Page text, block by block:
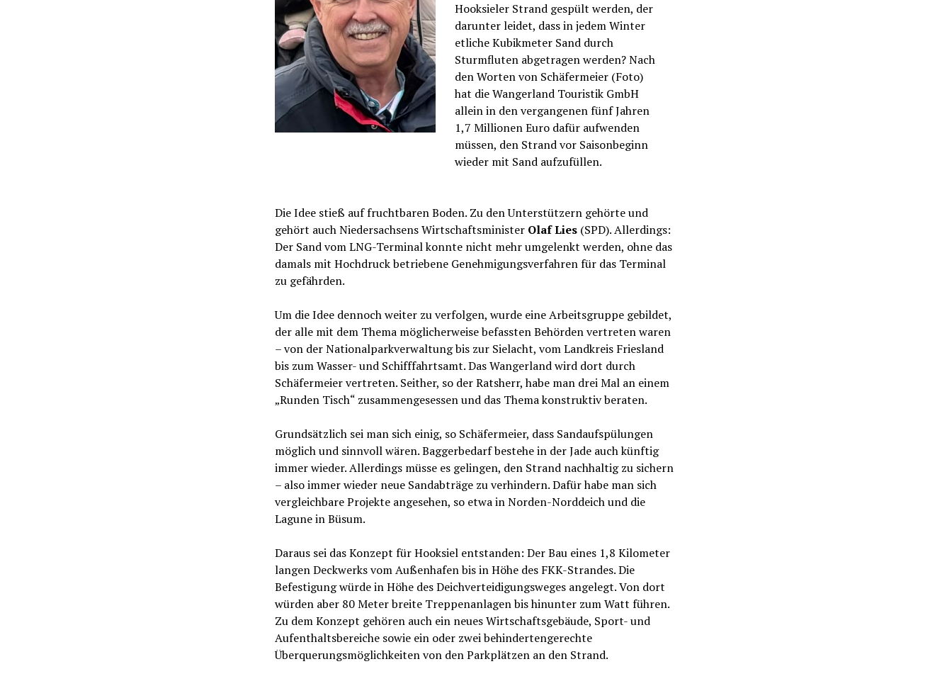
Hooksieler Strand gespült werden, der
darunter leidet, dass in jedem Winter
etliche Kubikmeter Sand durch
Sturmfluten abgetragen werden? Nach
den Worten von Schäfermeier (Foto)
hat die Wangerland Touristik GmbH
allein in den vergangenen fünf Jahren
1,7 Millionen Euro dafür aufwenden
müssen, den Strand vor Saisonbeginn
wieder mit Sand aufzufüllen.
Die Idee stieß auf fruchtbaren Boden. Zu den Unterstützern gehörte und
gehört auch Niedersachsens Wirtschaftsminister Olaf Lies (SPD). Allerdings:
Der Sand vom LNG-Terminal konnte nicht mehr umgelenkt werden, ohne das
damals mit Hochdruck betriebene Genehmigungsverfahren für das Terminal
zu gefährden.
Um die Idee dennoch weiter zu verfolgen, wurde eine Arbeitsgruppe gebildet,
der alle mit dem Thema möglicherweise befassten Behörden vertreten waren
– von der Nationalparkverwaltung bis zur Sielacht, vom Landkreis Friesland
bis zum Wasser- und Schifffahrtsamt. Das Wangerland wird dort durch
Schäfermeier vertreten. Seither, so der Ratsherr, habe man drei Mal an einem
„Runden Tisch“ zusammengesessen und das Thema konstruktiv beraten.
Grundsätzlich sei man sich einig, so Schäfermeier, dass Sandaufspülungen
möglich und sinnvoll wären. Baggerbedarf bestehe in der Jade auch künftig
immer wieder. Allerdings müsse es gelingen, den Strand nachhaltig zu sichern
– also immer wieder neue Sandabträge zu verhindern. Dafür habe man sich
vergleichbare Projekte angesehen, so etwa in Norden-Norddeich und die
Lagune in Büsum.
Daraus sei das Konzept für Hooksiel entstanden: Der Bau eines 1,8 Kilometer
langen Deckwerks vom Außenhafen bis in Höhe des FKK-Strandes. Die
Befestigung würde in Höhe des Deichverteidigungsweges angelegt. Von dort
würden aber 80 Meter breite Treppenanlagen bis hinunter zum Watt führen.
Zu dem Konzept gehören auch ein neues Wirtschaftsgebäude, Sport- und
Aufenthaltsbereiche sowie ein oder zwei behindertengerechte
Überquerungsmöglichkeiten von den Parkplätzen an den Strand.